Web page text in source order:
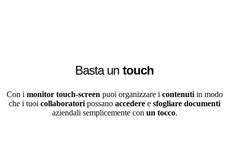
Basta un touch
Con i monitor touch-screen puoi organizzare i contenutiin modo
che i tuoi collaboratori possano accedere e sfogliare documenti
aziendali semplicemente con un tocco.